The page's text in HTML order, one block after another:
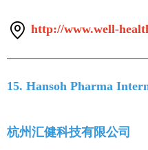
http://www.well-
15. Hansoh Pharma
杭州汇健科技有限公司